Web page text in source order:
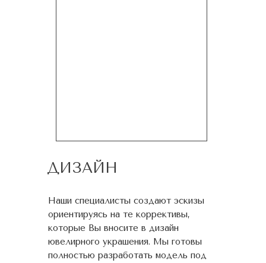
ДИЗАЙН
Наши специалисты создают эскизы
ориентируясь на те коррективы,
которые Вы вносите в дизайн
ювелирного украшения. Мы готовы
полностью разработать модель под